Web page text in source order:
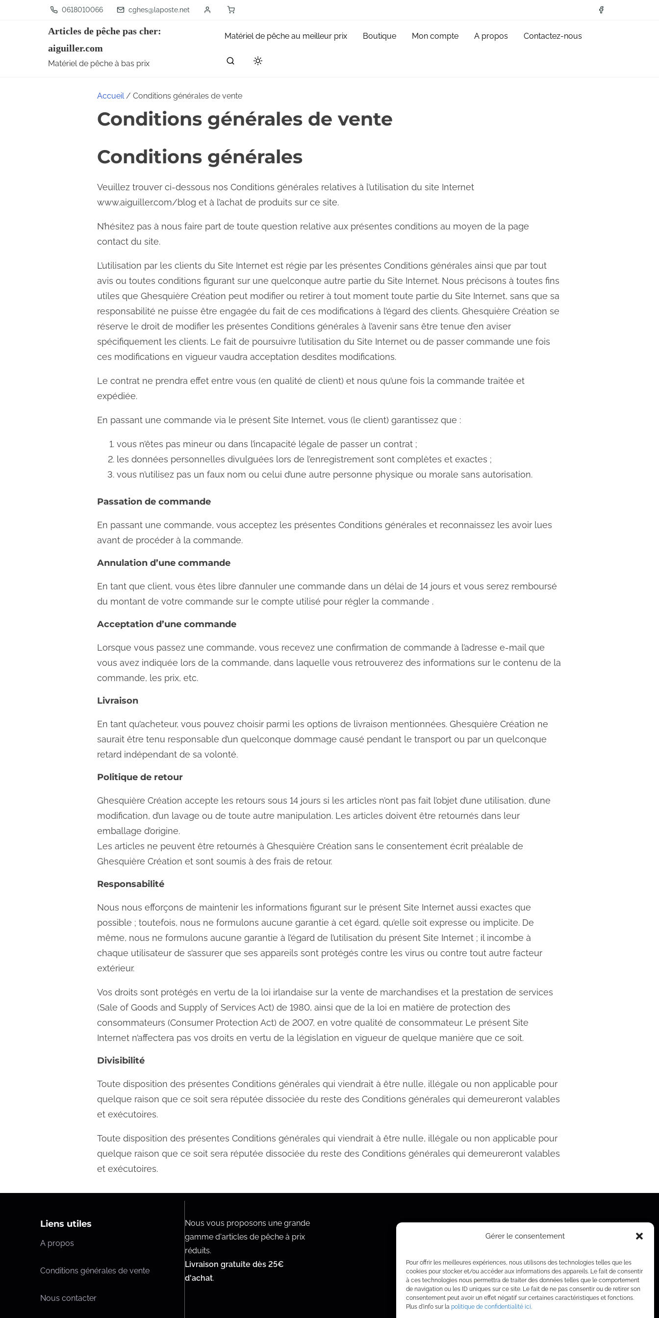
Gérer le consentement
Pour offrir les meilleures expériences, nous utilisons des technologies telles que les
cookies pour stocker et/ou accéder aux informations des appareils. Le fait de consentir
à ces technologies nous permettra de traiter des données telles que le comportement
de navigation ou les ID uniques sur ce site. Le fait de ne pas consentir ou de retirer son
consentement peut avoir un effet négatif sur certaines caractéristiques et fonctions.
Plus d'info sur la politique de confidentialité ici.
0618010066 cghes@laposte.net
Articles de pêche pas cher:
aiguiller.com
Matériel de pêche à bas prix
Matériel de pêche au meilleur prix Boutique Mon compte A propos Contactez-nous
Accueil/ Conditions générales de vente
Conditions générales de vente
Conditions générales
Veuillez trouver ci-dessous nos Conditions générales relatives à l’utilisation du site Internet
www.aiguiller.com/blog et à l’achat de produits sur ce site.
N’hésitez pas à nous faire part de toute question relative aux présentes conditions au moyen de la page
contact du site.
L’utilisation par les clients du Site Internet est régie par les présentes Conditions générales ainsi que par tout
avis ou toutes conditions figurant sur une quelconque autre partie du Site Internet. Nous précisons à toutes fins
utiles que Ghesquière Création peut modifier ou retirer à tout moment toute partie du Site Internet, sans que sa
responsabilité ne puisse être engagée du fait de ces modifications à l’égard des clients. Ghesquière Création se
réserve le droit de modifier les présentes Conditions générales à l’avenir sans être tenue d’en aviser
spécifiquement les clients. Le fait de poursuivre l’utilisation du Site Internet ou de passer commande une fois
ces modifications en vigueur vaudra acceptation desdites modifications.
Le contrat ne prendra effet entre vous (en qualité de client) et nous qu’une fois la commande traitée et
expédiée.
En passant une commande via le présent Site Internet, vous (le client) garantissez que :
vous n’êtes pas mineur ou dans l’incapacité légale de passer un contrat ;
les données personnelles divulguées lors de l’enregistrement sont complètes et exactes ;
vous n’utilisez pas un faux nom ou celui d’une autre personne physique ou morale sans autorisation.
Passation de commande
En passant une commande, vous acceptez les présentes Conditions générales et reconnaissez les avoir lues
avant de procéder à la commande.
Annulation d’une commande
En tant que client, vous êtes libre d’annuler une commande dans un délai de 14 jours et vous serez remboursé
du montant de votre commande sur le compte utilisé pour régler la commande .
Acceptation d’une commande
Lorsque vous passez une commande, vous recevez une confirmation de commande à l’adresse e-mail que
vous avez indiquée lors de la commande, dans laquelle vous retrouverez des informations sur le contenu de la
commande, les prix, etc.
Livraison
En tant qu’acheteur, vous pouvez choisir parmi les options de livraison mentionnées. Ghesquière Création ne
saurait être tenu responsable d’un quelconque dommage causé pendant le transport ou par un quelconque
retard indépendant de sa volonté.
Politique de retour
Ghesquière Création accepte les retours sous 14 jours si les articles n’ont pas fait l’objet d’une utilisation, d’une
modification, d’un lavage ou de toute autre manipulation. Les articles doivent être retournés dans leur
emballage d’origine.
Les articles ne peuvent être retournés à Ghesquière Création sans le consentement écrit préalable de
Ghesquière Création et sont soumis à des frais de retour.
Responsabilité
Nous nous efforçons de maintenir les informations figurant sur le présent Site Internet aussi exactes que
possible ; toutefois, nous ne formulons aucune garantie à cet égard, qu’elle soit expresse ou implicite. De
même, nous ne formulons aucune garantie à l’égard de l’utilisation du présent Site Internet ; il incombe à
chaque utilisateur de s’assurer que ses appareils sont protégés contre les virus ou contre tout autre facteur
extérieur.
Vos droits sont protégés en vertu de la loi irlandaise sur la vente de marchandises et la prestation de services
(Sale of Goods and Supply of Services Act) de 1980, ainsi que de la loi en matière de protection des
consommateurs (Consumer Protection Act) de 2007, en votre qualité de consommateur. Le présent Site
Internet n’affectera pas vos droits en vertu de la législation en vigueur de quelque manière que ce soit.
Divisibilité
Toute disposition des présentes Conditions générales qui viendrait à être nulle, illégale ou non applicable pour
quelque raison que ce soit sera réputée dissociée du reste des Conditions générales qui demeureront valables
et exécutoires.
Toute disposition des présentes Conditions générales qui viendrait à être nulle, illégale ou non applicable pour
quelque raison que ce soit sera réputée dissociée du reste des Conditions générales qui demeureront valables
et exécutoires.
Liens utiles
A propos
Conditions générales de vente
Nous contacter
Nous vous proposons une grande
gamme d'articles de pêche à prix
réduits.
Livraison gratuite dès 25€
d'achat.